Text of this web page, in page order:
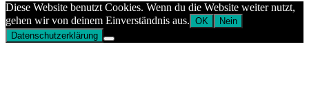
Diese Website benutzt Cookies. Wenn du die Website weiter nutzt,
gehen wir von deinem Einverständnis aus. OK
Nein
Datenschutzerklärung